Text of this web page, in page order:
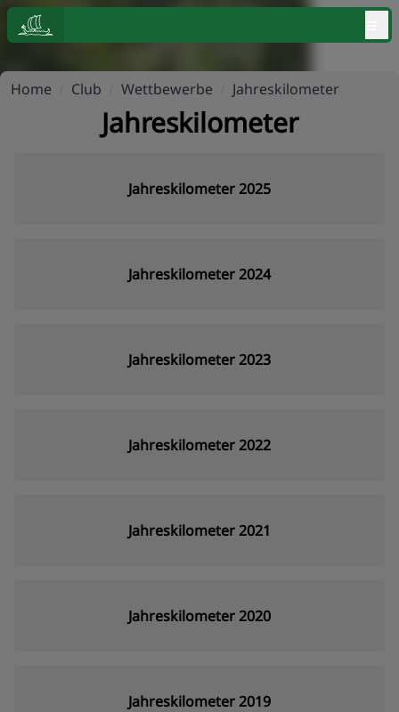
Home Club Wettbewerbe Jahreskilometer
Jahreskilometer
Jahreskilometer 2025
Jahreskilometer 2024
Jahreskilometer 2023
Jahreskilometer 2022
Jahreskilometer 2021
Jahreskilometer 2020
Jahreskilometer 2019